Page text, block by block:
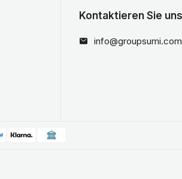
Kontaktieren Sie uns
info@groupsumi.com